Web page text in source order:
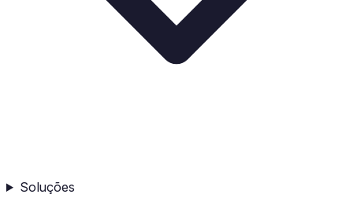
Soluções